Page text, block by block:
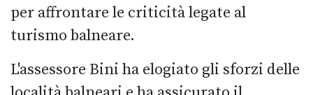
per affrontare le criticità legate al
turismo balneare.
L'assessore Bini ha elogiato gli sforzi delle